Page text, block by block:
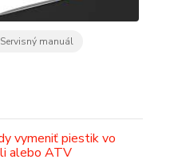
Servisný manuál